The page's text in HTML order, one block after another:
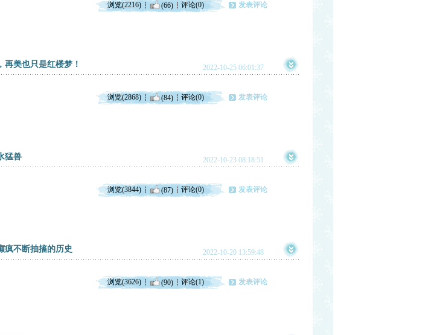
浏览(2216) (66) 评论(0) 发表评论
再美也只是红楼梦！ 2022-10-25 06:01:37
浏览(2868) (84) 评论(0) 发表评论
猛兽 2022-10-23 08:18:51
浏览(3844) (87) 评论(0) 发表评论
疯不断抽搐的历史 2022-10-20 13:59:48
浏览(3626) (90) 评论(1) 发表评论